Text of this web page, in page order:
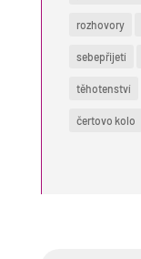
rozhovory
sebepřijetí
těhotenství
čertovo kolo